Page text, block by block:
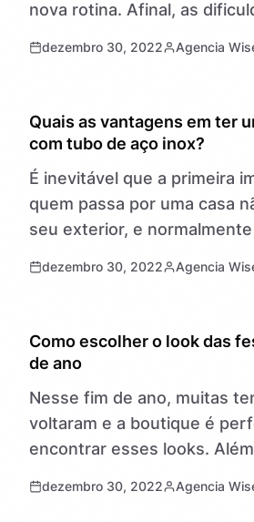
nova rotina. Afinal, as
uma rotina estabelecida em
dezembro 30, 2022 Agencia
NOTÍCIAS
Quais as vantagens em ter
com tubo de aço inox?
É inevitável que a primeira
quem passa por uma casa
seu exterior, e
portões ocorrem em…
dezembro 30, 2022 Agencia
NOTÍCIAS
Como escolher o look das
de ano
Nesse fim de ano, muitas
voltaram e a boutique é
encontrar esses looks.
maquiagens e acessórios, o
dezembro 30, 2022 Agencia